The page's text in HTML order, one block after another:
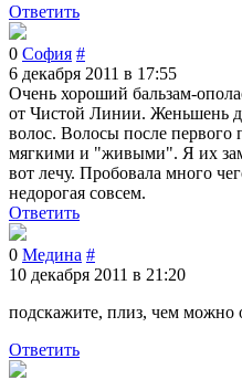
Ответить
0 София #
6 декабря 2011 в 17:55
Очень хороший бальзам-
от Чистой Линии. Женьшень
волос. Волосы после первого
мягкими и "живыми". Я их
вот лечу. Пробовала много
недорогая совсем.
Ответить
0 Медина #
10 декабря 2011 в 21:20
подскажите, плиз, чем можно
Ответить